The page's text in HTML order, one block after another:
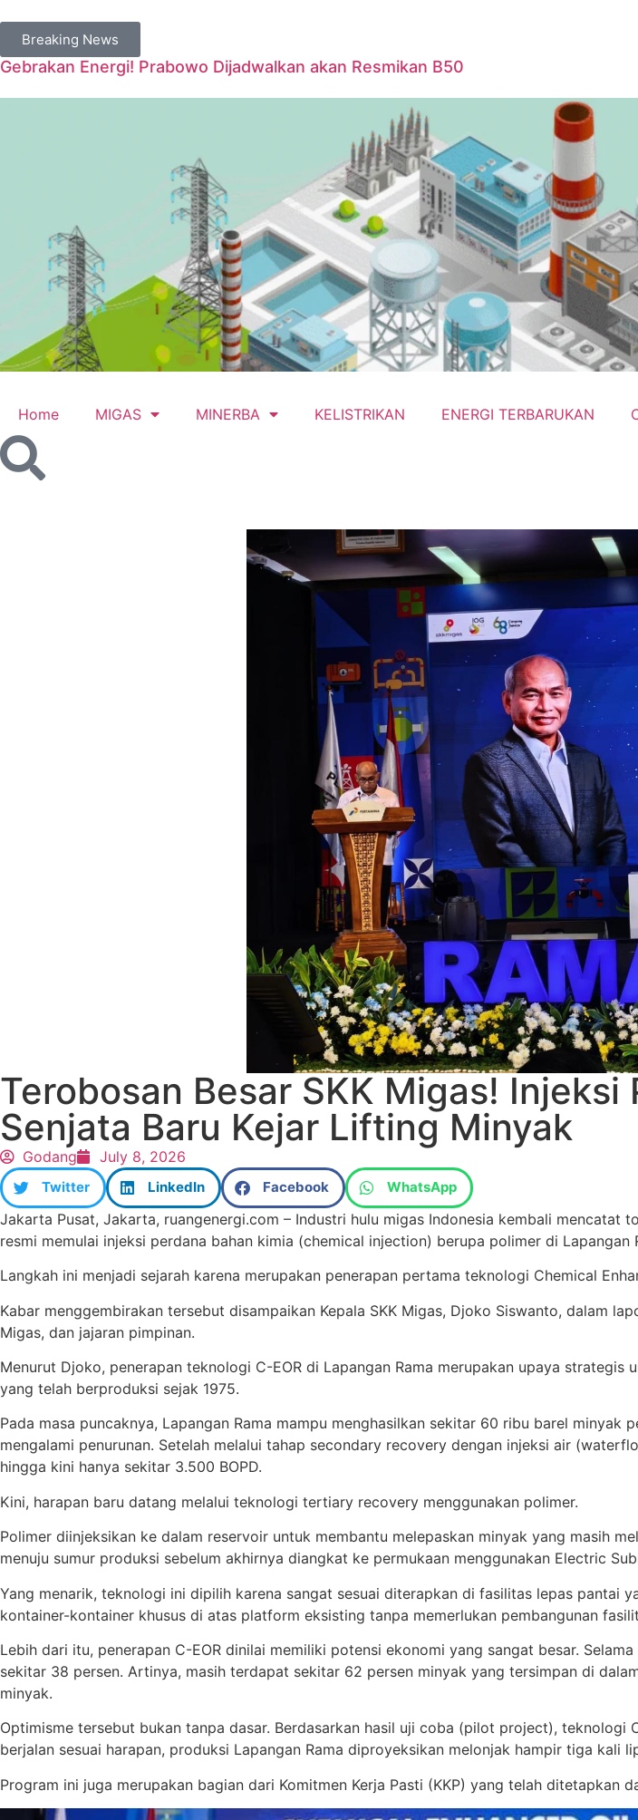
Breaking News
Gebrakan Energi! Prabowo Dijadwalkan akan Resmikan B50
Home MIGAS MINERBA KELISTRIKAN ENERGI TERBARUKAN
Terobosan Besar SKK Migas!
Senjata Baru Kejar Lifting Minyak
Godang July 8, 2026
Twitter LinkedIn Facebook WhatsApp
Jakarta Pusat, Jakarta, ruangenergi.com – Industri hulu migas Indonesia kembali mencatat
resmi memulai injeksi perdana bahan kimia (chemical injection) berupa polimer di Lapangan
Langkah ini menjadi sejarah karena merupakan penerapan pertama teknologi Chemical
Kabar menggembirakan tersebut disampaikan Kepala SKK Migas, Djoko Siswanto, dalam
Migas, dan jajaran pimpinan.
Menurut Djoko, penerapan teknologi C-EOR di Lapangan Rama merupakan upaya
yang telah berproduksi sejak 1975.
Pada masa puncaknya, Lapangan Rama mampu menghasilkan sekitar 60 ribu barel
mengalami penurunan. Setelah melalui tahap secondary recovery dengan injeksi air
hingga kini hanya sekitar 3.500 BOPD.
Kini, harapan baru datang melalui teknologi tertiary recovery menggunakan polimer.
Polimer diinjeksikan ke dalam reservoir untuk membantu melepaskan minyak yang masih
menuju sumur produksi sebelum akhirnya diangkat ke permukaan menggunakan Electric
Yang menarik, teknologi ini dipilih karena sangat sesuai diterapkan di fasilitas lepas pantai
kontainer-kontainer khusus di atas platform eksisting tanpa memerlukan pembangunan
Lebih dari itu, penerapan C-EOR dinilai memiliki potensi ekonomi yang sangat besar.
sekitar 38 persen. Artinya, masih terdapat sekitar 62 persen minyak yang tersimpan di
minyak.
Optimisme tersebut bukan tanpa dasar. Berdasarkan hasil uji coba (pilot project),
berjalan sesuai harapan, produksi Lapangan Rama diproyeksikan melonjak hampir tiga kali
Program ini juga merupakan bagian dari Komitmen Kerja Pasti (KKP) yang telah ditetapkan